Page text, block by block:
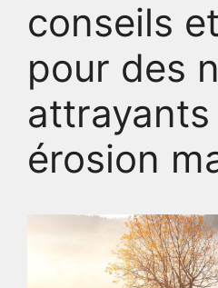
conseils
pour des
érosion